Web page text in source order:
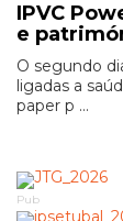
IPVC
e
O segundo
ligadas a
paper p ...
Pub